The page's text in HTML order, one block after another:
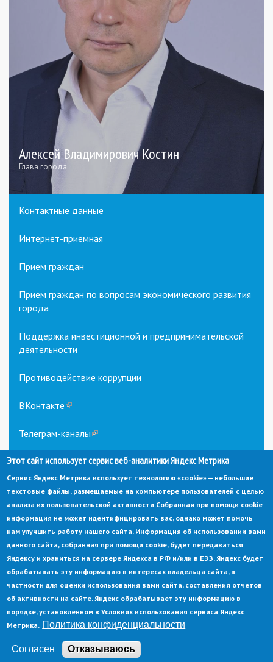
Алексей Владимирович Костин
Глава города
Контактные данные
Интернет-приемная
Прием граждан
Прием граждан по вопросам экономического развития
города
Поддержка инвестиционной и предпринимательской
деятельности
Противодействие коррупции
ВКонтакте(link
external)
Телеграм-каналы(link
external)
© Администрация города Заречный
Электронная почта:
adm@zarechny.zato.ru
sends
e-
mail)
Пензенская обл, г. Заречный, пр-кт. 30-летия Победы, д. 27, 442960
При публикации материалов сайта ссылка на источник обязательна.
Политика конфиденциальности Ссылка на старый сайт
Этот сайт использует сервис веб-аналитики Яндекс Метрика
Сервис Яндекс Метрика использует технологию «cookie» — небольшие
текстовые файлы, размещаемые на компьютере пользователей с целью
анализа их пользовательской активности.Собранная при помощи cookie
информация не может идентифицировать вас, однако может помочь
нам улучшить работу нашего сайта. Информация об использовании вами
данного сайта, собранная при помощи cookie, будет передаваться
Яндексу и храниться на сервере Яндекса в РФ и/или в ЕЭЗ. Яндекс будет
обрабатывать эту информацию в интересах владельца сайта, в
частности для оценки использования вами сайта, составления отчетов
об активности на сайте. Яндекс обрабатывает эту информацию в
порядке, установленном в Условиях использования сервиса Яндекс
Метрика. Политика конфиденциальности
Согласен Отказываюсь